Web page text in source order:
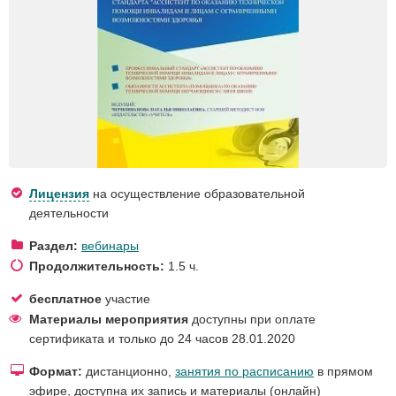
Лицензия на осуществление образовательной
деятельности
Раздел: вебинары
Продолжительность: 1.5 ч.
бесплатное участие
Материалы мероприятия доступны при оплате
сертификата и только до 24 часов 28.01.2020
Формат: дистанционно, занятия по расписанию в прямом
эфире, доступна их запись и материалы (онлайн)